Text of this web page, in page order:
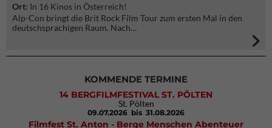
Ort: In 16 Kinos in Österreich!
Alp-Con bringt die Brit Rock Film Tour zum ersten Mal in den
deutschsprachigen Raum. Nach…
KOMMENDE TERMINE
14 BERGFILMFESTIVAL ST. PÖLTEN
St. Pölten
09.07.2026 bis 31.08.2026
Filmfest St. Anton - Berge Menschen Abenteuer